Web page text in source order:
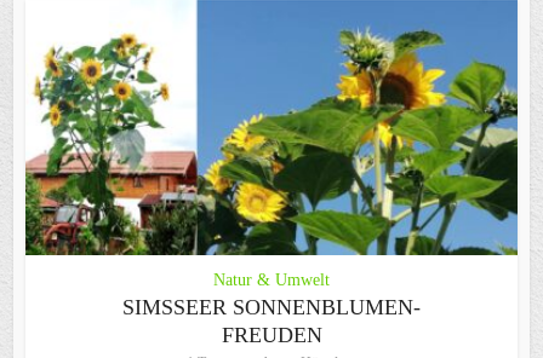
Natur & Umwelt
SIMSSEER SONNENBLUMEN-
FREUDEN